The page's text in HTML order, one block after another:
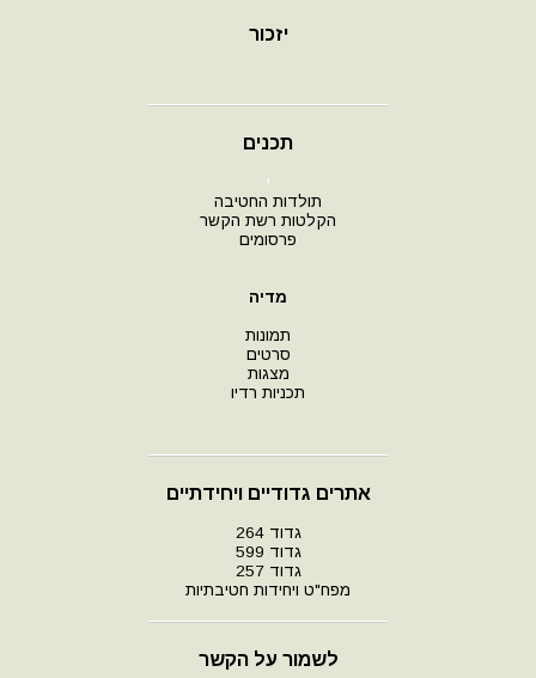
יזכור
תכנים
י
תולדות החטיבה
הקלטות רשת הקשר
פרסומים
מדיה
תמונות
סרטים
מצגות
תכניות רדיו
אתרים גדודיים ויחידתיים
גדוד 264
גדוד 599
גדוד 257
מפח"ט ויחידות חטיבתיות
לשמור על הקשר